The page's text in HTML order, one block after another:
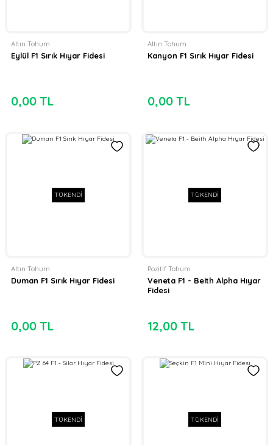
Altın Tohum
Eylül F1 Sırık Hıyar Fidesi
0,00 TL
Altın Tohum
Kanyon F1 Sırık Hıyar Fidesi
0,00 TL
TÜKENDİ
Altın Tohum
Duman F1 Sırık Hıyar Fidesi
0,00 TL
TÜKENDİ
Pozitif Tohum
Veneta F1 - Beith Alpha Hıyar
Fidesi
12,00 TL
TÜKENDİ TÜKENDİ